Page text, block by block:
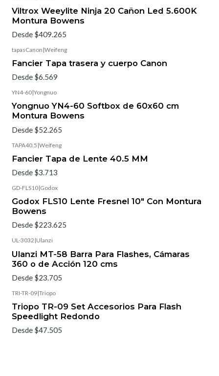
Viltrox Weeylite Ninja 20 Cañon Led 5.600K
Montura Bowens
Desde $409.265
tapasCanon |Weifeng
Fancier Tapa trasera y cuerpo Canon
Desde $6.569
YN4-60|Yongnuo
Yongnuo YN4-60 Softbox de 60x60 cm
Montura Bowens
Desde $52.265
TAPA40.5 |Weifeng
Fancier Tapa de Lente 40.5 MM
Desde $3.713
GD-FLS10|Godox
Godox FLS10 Lente Fresnel 10" Con Montura
Bowens
Desde $223.625
UL-3032 |Ulanzi
Ulanzi MT-58 Barra Para Flashes, Cámaras
360 o de Acción 120 cms
Desde $23.705
TRI-TR-09|Triopo
Triopo TR-09 Set Accesorios Para Flash
Speedlight Redondo
Desde $47.505